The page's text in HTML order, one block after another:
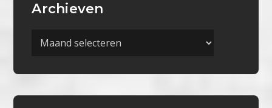
Archieven
Archieven